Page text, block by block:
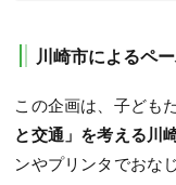
川崎市によるペ
この企画は、子ども
と交通」を考える川
ンやプリンタでおな